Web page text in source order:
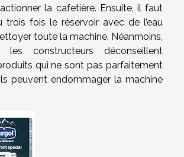
la cafetière. Ensuite, il faut
trois fois le réservoir avec de l’eau
toute la machine. Néanmoins,
constructeurs déconseillent
qui ne sont pas parfaitement
peuvent endommager la machine